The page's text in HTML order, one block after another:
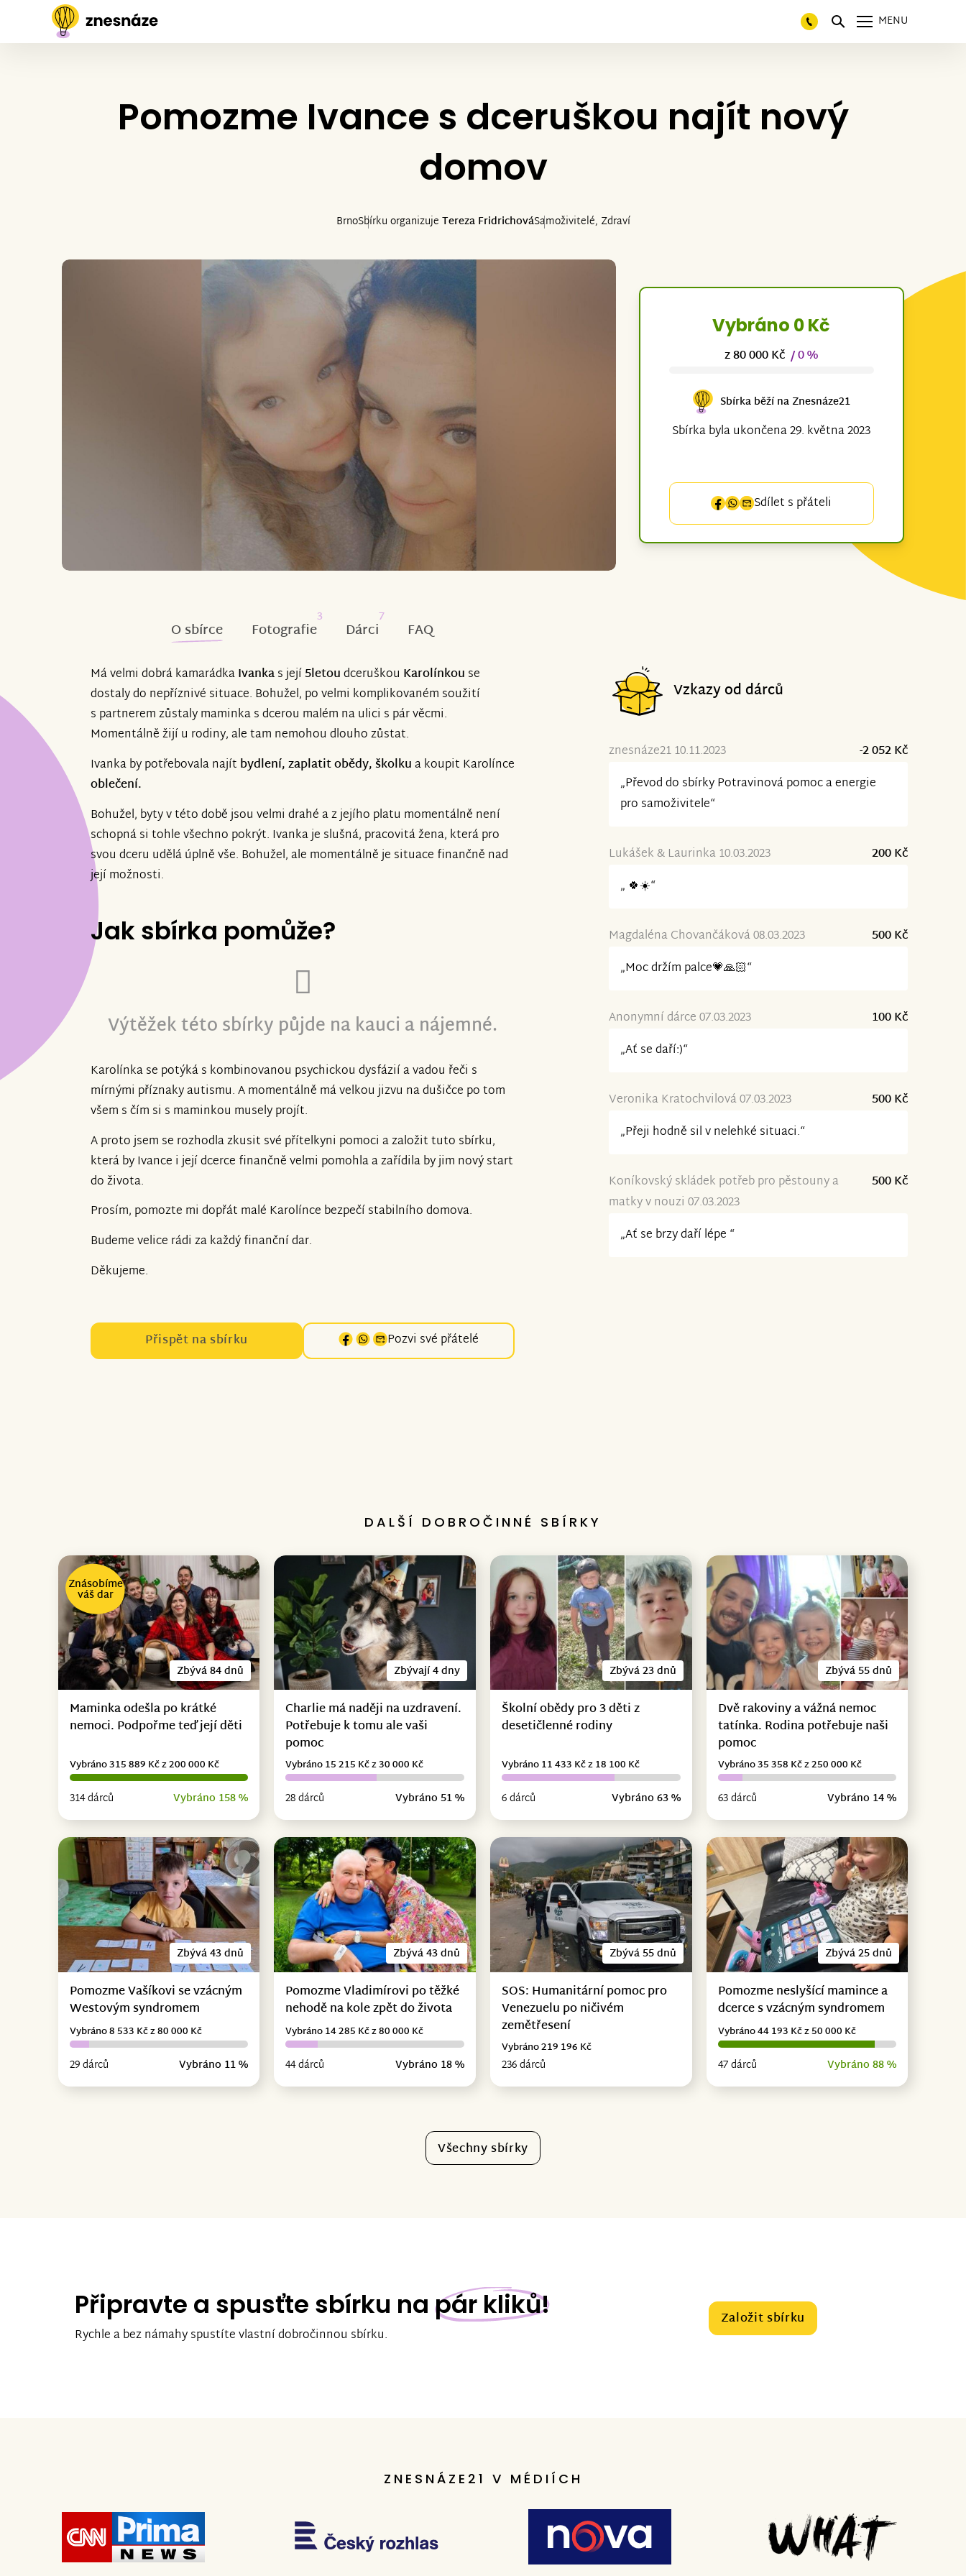
MENU
Pomozme Ivance s dceruškou najít nový
domov
BrnoSbírku organizuje Tereza FridrichováSamoživitelé, Zdraví
Vybráno 0 Kč
z 80 000 Kč/ 0 %
Sbírka běží na Znesnáze21
Sbírka byla ukončena 29. května 2023
Sdílet s přáteli
O sbírce Fotografie
3
Dárci
7
FAQ
Má velmi dobrá kamarádkaIvankas její5letoudceruškou Karolínkou se
dostaly do nepříznivé situace. Bohužel, po velmi komplikovaném soužití
s partnerem zůstaly maminka s dcerou malém na ulici s pár věcmi.
Momentálně žijí u rodiny, ale tam nemohou dlouho zůstat.
Ivanka by potřebovala najít bydlení, zaplatit obědy, školkua koupit Karolínce
oblečení.
Bohužel, byty v této době jsou velmi drahé a z jejího platu momentálně není
schopná si tohle všechno pokrýt. Ivanka je slušná, pracovitá žena, která pro
svou dceru udělá úplně vše. Bohužel, ale momentálně je situace finančně nad
její možnosti.
Jak sbírka pomůže?
Výtěžek této sbírky půjde na kauci a nájemné.
Karolínka se potýká s kombinovanou psychickou dysfázií a vadou řeči s
mírnými příznaky autismu. A momentálně má velkou jizvu na dušičce po tom
všem s čím si s maminkou musely projít.
A proto jsem se rozhodla zkusit své přítelkyni pomoci a založit tuto sbírku,
která by Ivance i její dcerce finančně velmi pomohla a zařídila by jim nový start
do života.
Prosím, pomozte mi dopřát malé Karolínce bezpečí stabilního domova.
Budeme velice rádi za každý finanční dar.
Děkujeme.
Přispět na sbírku Pozvi své přátelé
Vzkazy od dárců
znesnáze21 10.11.2023
-2 052 Kč
„Převod do sbírky Potravinová pomoc a energie
pro samoživitele“
Lukášek & Laurinka 10.03.2023
200 Kč
„ 🍀☀️“
Magdaléna Chovančáková 08.03.2023
500 Kč
„Moc držím palce💗🙏🏻“
Anonymní dárce 07.03.2023
100 Kč
„Ať se daří:)“
Veronika Kratochvilová 07.03.2023
500 Kč
„Přeji hodně sil v nelehké situaci.“
Koníkovský skládek potřeb pro pěstouny a
matky v nouzi 07.03.2023
500 Kč
„Ať se brzy daří lépe “
DALŠÍ DOBROČINNÉ SBÍRKY
Zbývá 84 dnů
Znásobíme
váš dar
Maminka odešla po krátké
nemoci. Podpořme teď její děti
314 dárců Vybráno 158 %
Vybráno 315 889 Kč z 200 000 Kč
Zbývají 4 dny
Charlie má naději na uzdravení.
Potřebuje k tomu ale vaši
pomoc
28 dárců Vybráno 51 %
Vybráno 15 215 Kč z 30 000 Kč
Zbývá 23 dnů
Školní obědy pro 3 děti z
desetičlenné rodiny
6 dárců Vybráno 63 %
Vybráno 11 433 Kč z 18 100 Kč
Zbývá 55 dnů
Dvě rakoviny a vážná nemoc
tatínka. Rodina potřebuje naši
pomoc
63 dárců Vybráno 14 %
Vybráno 35 358 Kč z 250 000 Kč
Zbývá 43 dnů
Pomozme Vašíkovi se vzácným
Westovým syndromem
29 dárců Vybráno 11 %
Vybráno 8 533 Kč z 80 000 Kč
Zbývá 43 dnů
Pomozme Vladimírovi po těžké
nehodě na kole zpět do života
44 dárců Vybráno 18 %
Vybráno 14 285 Kč z 80 000 Kč
Zbývá 55 dnů
SOS: Humanitární pomoc pro
Venezuelu po ničivém
zemětřesení
236 dárců
Vybráno 219 196 Kč
Zbývá 25 dnů
Pomozme neslyšící mamince a
dcerce s vzácným syndromem
47 dárců Vybráno 88 %
Vybráno 44 193 Kč z 50 000 Kč
Všechny sbírky
Připravte a spusťte sbírku na pár kliků!
Rychle a bez námahy spustíte vlastní dobročinnou sbírku.
Založit sbírku
ZNESNÁZE21 V MÉDIÍCH